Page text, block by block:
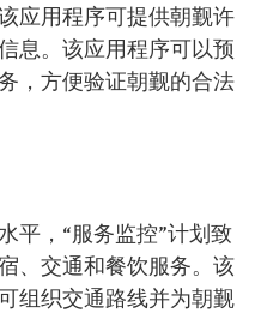
应用程序可提供朝觐许
息。该应用程序可以预
，方便验证朝觐的合法
平，“服务监控”计划致
、交通和餐饮服务。该
组织交通路线并为朝觐